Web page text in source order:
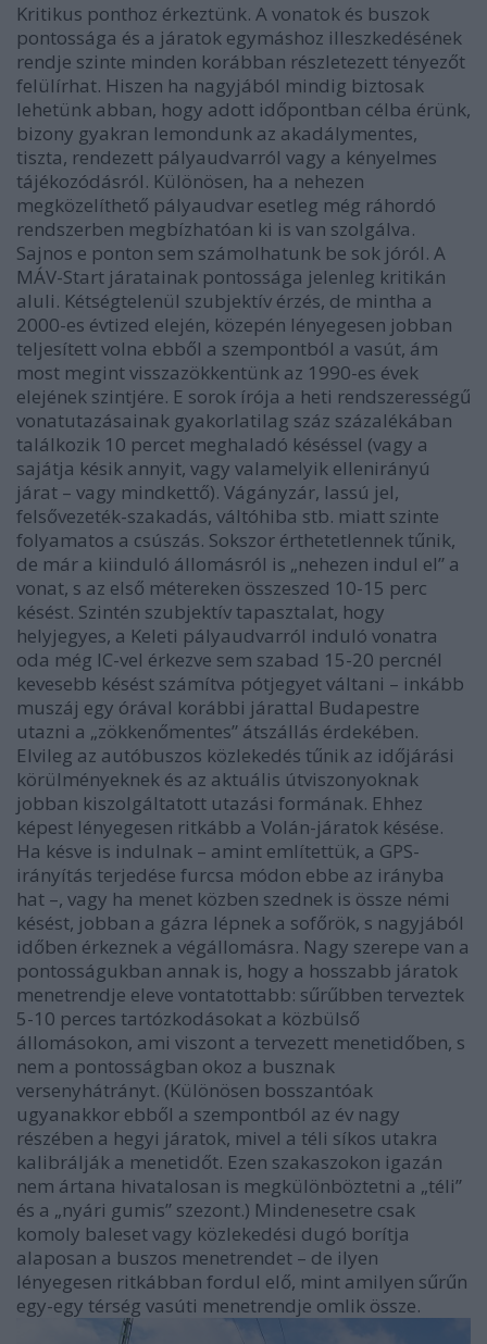
Kritikus ponthoz érkeztünk. A vonatok és buszok
pontossága és a járatok egymáshoz illeszkedésének
rendje szinte minden korábban részletezett tényezőt
felülírhat. Hiszen ha nagyjából mindig biztosak
lehetünk abban, hogy adott időpontban célba érünk,
bizony gyakran lemondunk az akadálymentes,
tiszta, rendezett pályaudvarról vagy a kényelmes
tájékozódásról. Különösen, ha a nehezen
megközelíthető pályaudvar esetleg még ráhordó
rendszerben megbízhatóan ki is van szolgálva.
Sajnos e ponton sem számolhatunk be sok jóról. A
MÁV-Start járatainak pontossága jelenleg kritikán
aluli. Kétségtelenül szubjektív érzés, de mintha a
2000-es évtized elején, közepén lényegesen jobban
teljesített volna ebből a szempontból a vasút, ám
most megint visszazökkentünk az 1990-es évek
elejének szintjére. E sorok írója a heti rendszerességű
vonatutazásainak gyakorlatilag száz százalékában
találkozik 10 percet meghaladó késéssel (vagy a
sajátja késik annyit, vagy valamelyik ellenirányú
járat – vagy mindkettő). Vágányzár, lassú jel,
felsővezeték-szakadás, váltóhiba stb. miatt szinte
folyamatos a csúszás. Sokszor érthetetlennek tűnik,
de már a kiinduló állomásról is „nehezen indul el” a
vonat, s az első métereken összeszed 10-15 perc
késést. Szintén szubjektív tapasztalat, hogy
helyjegyes, a Keleti pályaudvarról induló vonatra
oda még IC-vel érkezve sem szabad 15-20 percnél
kevesebb késést számítva pótjegyet váltani – inkább
muszáj egy órával korábbi járattal Budapestre
utazni a „zökkenőmentes” átszállás érdekében.
Elvileg az autóbuszos közlekedés tűnik az időjárási
körülményeknek és az aktuális útviszonyoknak
jobban kiszolgáltatott utazási formának. Ehhez
képest lényegesen ritkább a Volán-járatok késése.
Ha késve is indulnak – amint említettük, a GPS-
irányítás terjedése furcsa módon ebbe az irányba
hat –, vagy ha menet közben szednek is össze némi
késést, jobban a gázra lépnek a sofőrök, s nagyjából
időben érkeznek a végállomásra. Nagy szerepe van a
pontosságukban annak is, hogy a hosszabb járatok
menetrendje eleve vontatottabb: sűrűbben terveztek
5-10 perces tartózkodásokat a közbülső
állomásokon, ami viszont a tervezett menetidőben, s
nem a pontosságban okoz a busznak
versenyhátrányt. (Különösen bosszantóak
ugyanakkor ebből a szempontból az év nagy
részében a hegyi járatok, mivel a téli síkos utakra
kalibrálják a menetidőt. Ezen szakaszokon igazán
nem ártana hivatalosan is megkülönböztetni a „téli”
és a „nyári gumis” szezont.) Mindenesetre csak
komoly baleset vagy közlekedési dugó borítja
alaposan a buszos menetrendet – de ilyen
lényegesen ritkábban fordul elő, mint amilyen sűrűn
egy-egy térség vasúti menetrendje omlik össze.